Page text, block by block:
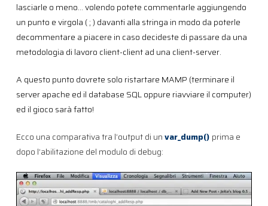
lasciarle o meno… volendo potete commentarle aggiungendo
un punto e virgola ( ; ) davanti alla stringa in modo da poterle
decommentare a piacere in caso decideste di passare da una
metodologia di lavoro client-client ad una client-server.
A questo punto dovrete solo ristartare MAMP (terminare il
server apache ed il database SQL oppure riavviare il computer)
ed il gioco sarà fatto!
Ecco una comparativa tra l’output di unvar_dump() prima e
dopo l’abilitazione del modulo di debug: